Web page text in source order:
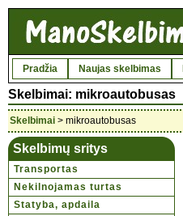
Pradžia Naujas skelbimas
Skelbimai: mikroautobusas
Skelbimai > mikroautobusas
Skelbimų sritys
Transportas
Nekilnojamas turtas
Statyba, apdaila